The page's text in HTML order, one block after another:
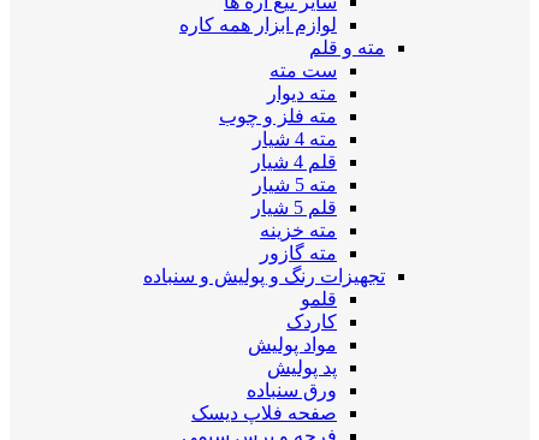
لوازم ابزار همه کاره
مته و قلم
ست مته
مته دیوار
مته فلز و چوب
مته 4 شیار
قلم 4 شیار
مته 5 شیار
قلم 5 شیار
مته خزینه
مته گازور
تجهیزات رنگ و پولیش و سنباده
قلمو
کاردک
مواد پولیش
پد پولیش
ورق سنباده
صفحه فلاپ دیسک